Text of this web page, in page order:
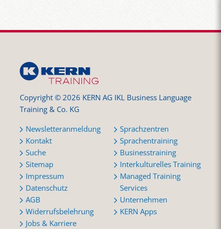
Copyright © 2026 KERN AG IKL Business Language
Training & Co. KG
Newsletteranmeldung
Kontakt
Suche
Sitemap
Impressum
Datenschutz
AGB
Widerrufsbelehrung
Jobs & Karriere
Sprachzentren
Sprachentraining
Businesstraining
Interkulturelles Training
Managed Training
Services
Unternehmen
KERN Apps